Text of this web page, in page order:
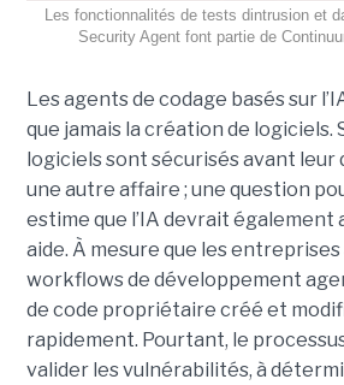
Les fonctionnalités de tests dintrusion et
Security Agent font partie de
Les agents de codage basés sur
que jamais la création de logiciels.
logiciels sont sécurisés avant
une autre affaire ; une question
estime que l’IA devrait également
aide. À mesure que les
workflows de développement
de code propriétaire créé et
rapidement. Pourtant, le
valider les vulnérabilités, à